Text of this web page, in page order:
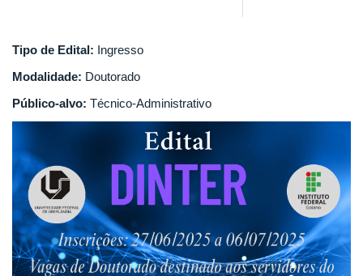
Tipo de Edital: Ingresso
Modalidade: Doutorado
Público-alvo: Técnico-Administrativo